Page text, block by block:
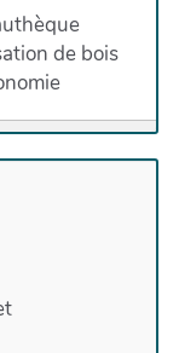
de bois
de
en
de
(
fabrication